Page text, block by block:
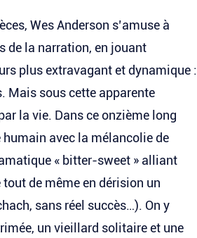
Wes Anderson s’amuse à
de la narration, en jouant
plus extravagant et dynamique :
Mais sous cette apparente
la vie. Dans ce onzième long
humain avec la mélancolie de
« bitter-sweet » alliant
de même en dérision un
sans réel succès…). On y
un vieillard solitaire et une